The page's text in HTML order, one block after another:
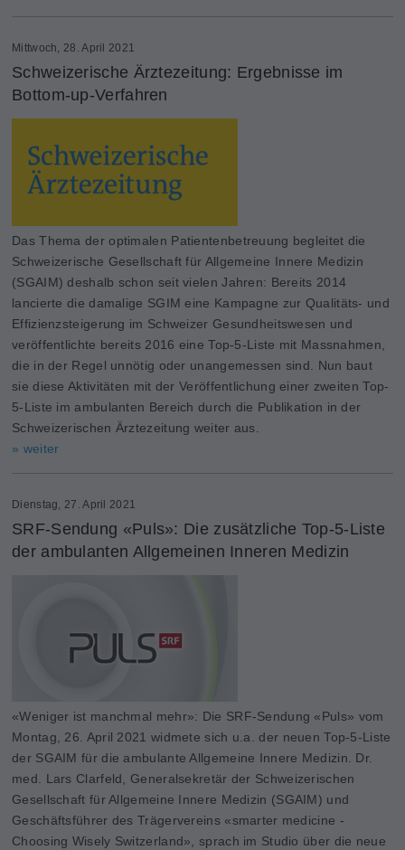
Mittwoch, 28. April 2021
Schweizerische Ärztezeitung: Ergebnisse im
Bottom-up-Verfahren
Das Thema der optimalen Patientenbetreuung begleitet die
Schweizerische Gesellschaft für Allgemeine Innere Medizin
(SGAIM) deshalb schon seit vielen Jahren: Bereits 2014
lancierte die damalige SGIM eine Kampagne zur Qualitäts- und
Effizienzsteigerung im Schweizer Gesundheitswesen und
veröffentlichte bereits 2016 eine Top-5-Liste mit Massnahmen,
die in der Regel unnötig oder unangemessen sind. Nun baut
sie diese Aktivitäten mit der Veröffentlichung einer zweiten Top-
5-Liste im ambulanten Bereich durch die Publikation in der
Schweizerischen Ärztezeitung weiter aus.
» weiter
Dienstag, 27. April 2021
SRF-Sendung «Puls»: Die zusätzliche Top-5-Liste
der ambulanten Allgemeinen Inneren Medizin
«Weniger ist manchmal mehr»: Die SRF-Sendung «Puls» vom
Montag, 26. April 2021 widmete sich u.a. der neuen Top-5-Liste
der SGAIM für die ambulante Allgemeine Innere Medizin. Dr.
med. Lars Clarfeld, Generalsekretär der Schweizerischen
Gesellschaft für Allgemeine Innere Medizin (SGAIM) und
Geschäftsführer des Trägervereins «smarter medicine -
Choosing Wisely Switzerland», sprach im Studio über die neue